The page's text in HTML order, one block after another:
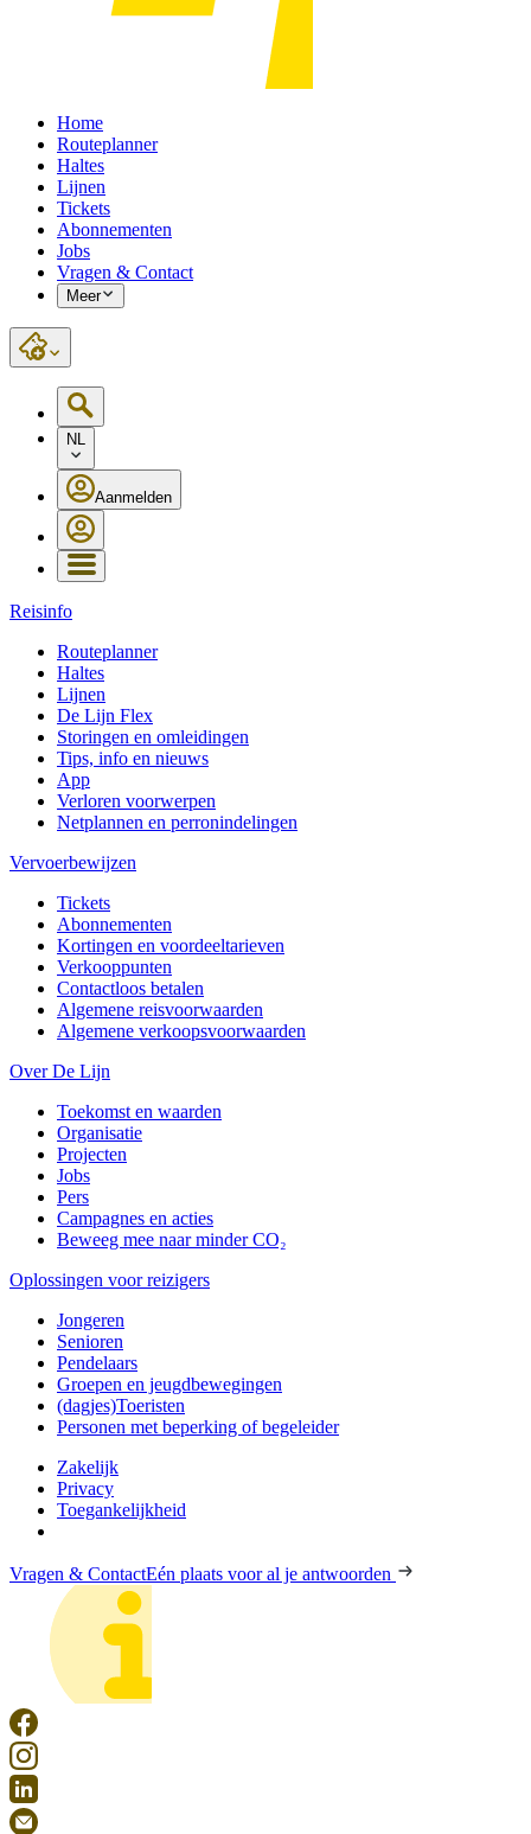
Home
Routeplanner
Haltes
Lijnen
Tickets
Abonnementen
Jobs
Vragen & Contact
Meer
NL
Aanmelden
Reisinfo
Routeplanner
Haltes
Lijnen
De Lijn Flex
Storingen en omleidingen
Tips, info en nieuws
App
Verloren voorwerpen
Netplannen en perronindelingen
Vervoerbewijzen
Tickets
Abonnementen
Kortingen en voordeeltarieven
Verkooppunten
Contactloos betalen
Algemene reisvoorwaarden
Algemene verkoopsvoorwaarden
Over De Lijn
Toekomst en waarden
Organisatie
Projecten
Jobs
Pers
Campagnes en acties
Beweeg mee naar minder CO₂
Oplossingen voor reizigers
Jongeren
Senioren
Pendelaars
Groepen en jeugdbewegingen
(dagjes)Toeristen
Personen met beperking of begeleider
Zakelijk
Privacy
Toegankelijkheid
Vragen & ContactEén plaats voor al je antwoorden